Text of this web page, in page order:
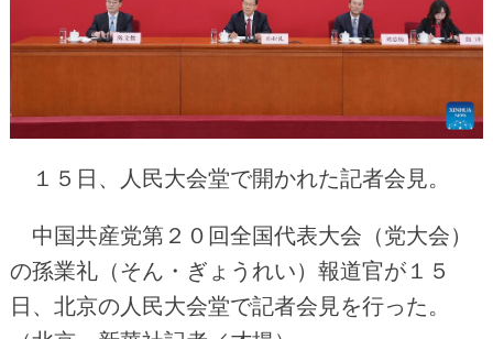
１５日、人民大会堂で開かれた記者会見。
中国共産党第２０回全国代表大会（党大会）
の孫業礼（そん・ぎょうれい）報道官が１５
日、北京の人民大会堂で記者会見を行った。